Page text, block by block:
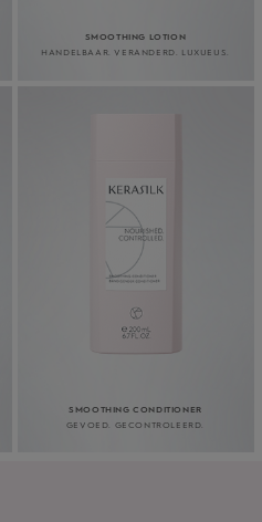
SMOOTHING LOTION
HANDELBAAR. VERANDERD. LUXUEUS.
SMOOTHING CONDITIONER
GEVOED. GECONTROLEERD.